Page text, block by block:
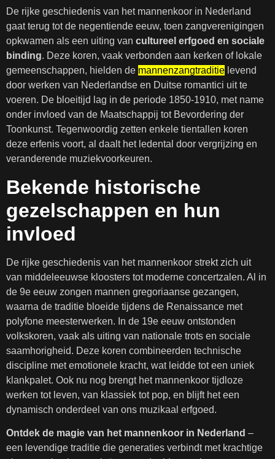
De rijke geschiedenis van het mannenkoor in Nederland
gaat terug tot de negentiende eeuw, toen zangverenigingen
opkwamen als een uiting van cultureel erfgoed en sociale
binding. Deze koren, vaak verbonden aan kerken of lokale
gemeenschappen, hielden de mannenzangtraditie levend
door werken van Nederlandse en Duitse romantici uit te
voeren. De bloeitijd lag in de periode 1850-1910, met name
onder invloed van de Maatschappij tot Bevordering der
Toonkunst. Tegenwoordig zetten enkele tientallen koren
deze erfenis voort, al daalt het ledental door vergrijzing en
veranderende muziekvoorkeuren.
Bekende historische
gezelschappen en hun
invloed
De rijke geschiedenis van het mannenkoor strekt zich uit
van middeleeuwse kloosters tot moderne concertzalen. Al in
de 9e eeuw zongen mannen gregoriaanse gezangen,
waarna de traditie bloeide tijdens de Renaissance met
polyfone meesterwerken. In de 19e eeuw ontstonden
volkskoren, vaak als uiting van nationale trots en sociale
saamhorigheid. Deze koren combineerden technische
discipline met emotionele kracht, wat leidde tot een uniek
klankpalet. Ook nu nog brengt het mannenkoor tijdloze
werken tot leven, van klassiek tot pop, en blijft het een
dynamisch onderdeel van ons muzikaal erfgoed.
Ontdek de magie van het mannenkoor in Nederland –
een levendige traditie die generaties verbindt met krachtige